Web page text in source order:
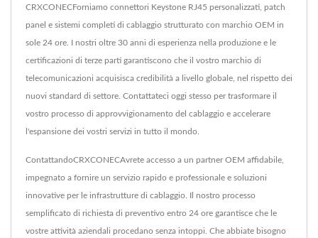
CRXCONECForniamo connettori Keystone RJ45 personalizzati, patch
panel e sistemi completi di cablaggio strutturato con marchio OEM in
sole 24 ore. I nostri oltre 30 anni di esperienza nella produzione e le
certificazioni di terze parti garantiscono che il vostro marchio di
telecomunicazioni acquisisca credibilità a livello globale, nel rispetto dei
nuovi standard di settore. Contattateci oggi stesso per trasformare il
vostro processo di approvvigionamento del cablaggio e accelerare
l'espansione dei vostri servizi in tutto il mondo.
ContattandoCRXCONECAvrete accesso a un partner OEM affidabile,
impegnato a fornire un servizio rapido e professionale e soluzioni
innovative per le infrastrutture di cablaggio. Il nostro processo
semplificato di richiesta di preventivo entro 24 ore garantisce che le
vostre attività aziendali procedano senza intoppi. Che abbiate bisogno